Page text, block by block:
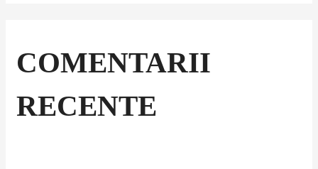
COMENTARII
RECENTE